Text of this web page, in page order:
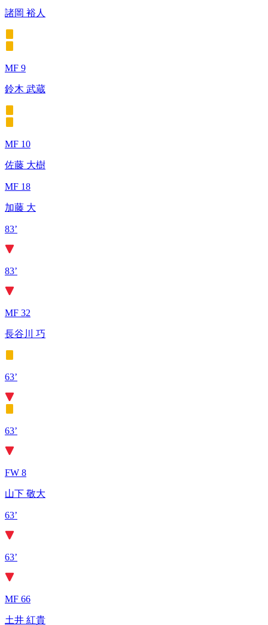
諸岡 裕人
MF 9
鈴木 武蔵
MF 10
佐藤 大樹
MF 18
加藤 大
83’
83’
MF 32
長谷川 巧
63’
63’
FW 8
山下 敬大
63’
63’
MF 66
土井 紅貴